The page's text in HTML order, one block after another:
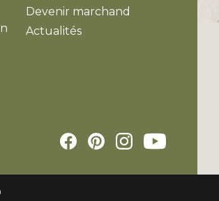
Devenir marchand
Actualités